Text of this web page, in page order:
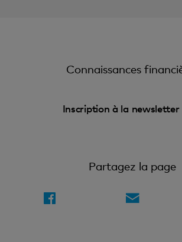
Connaissances
Inscription à la newsletter
Partagez la page